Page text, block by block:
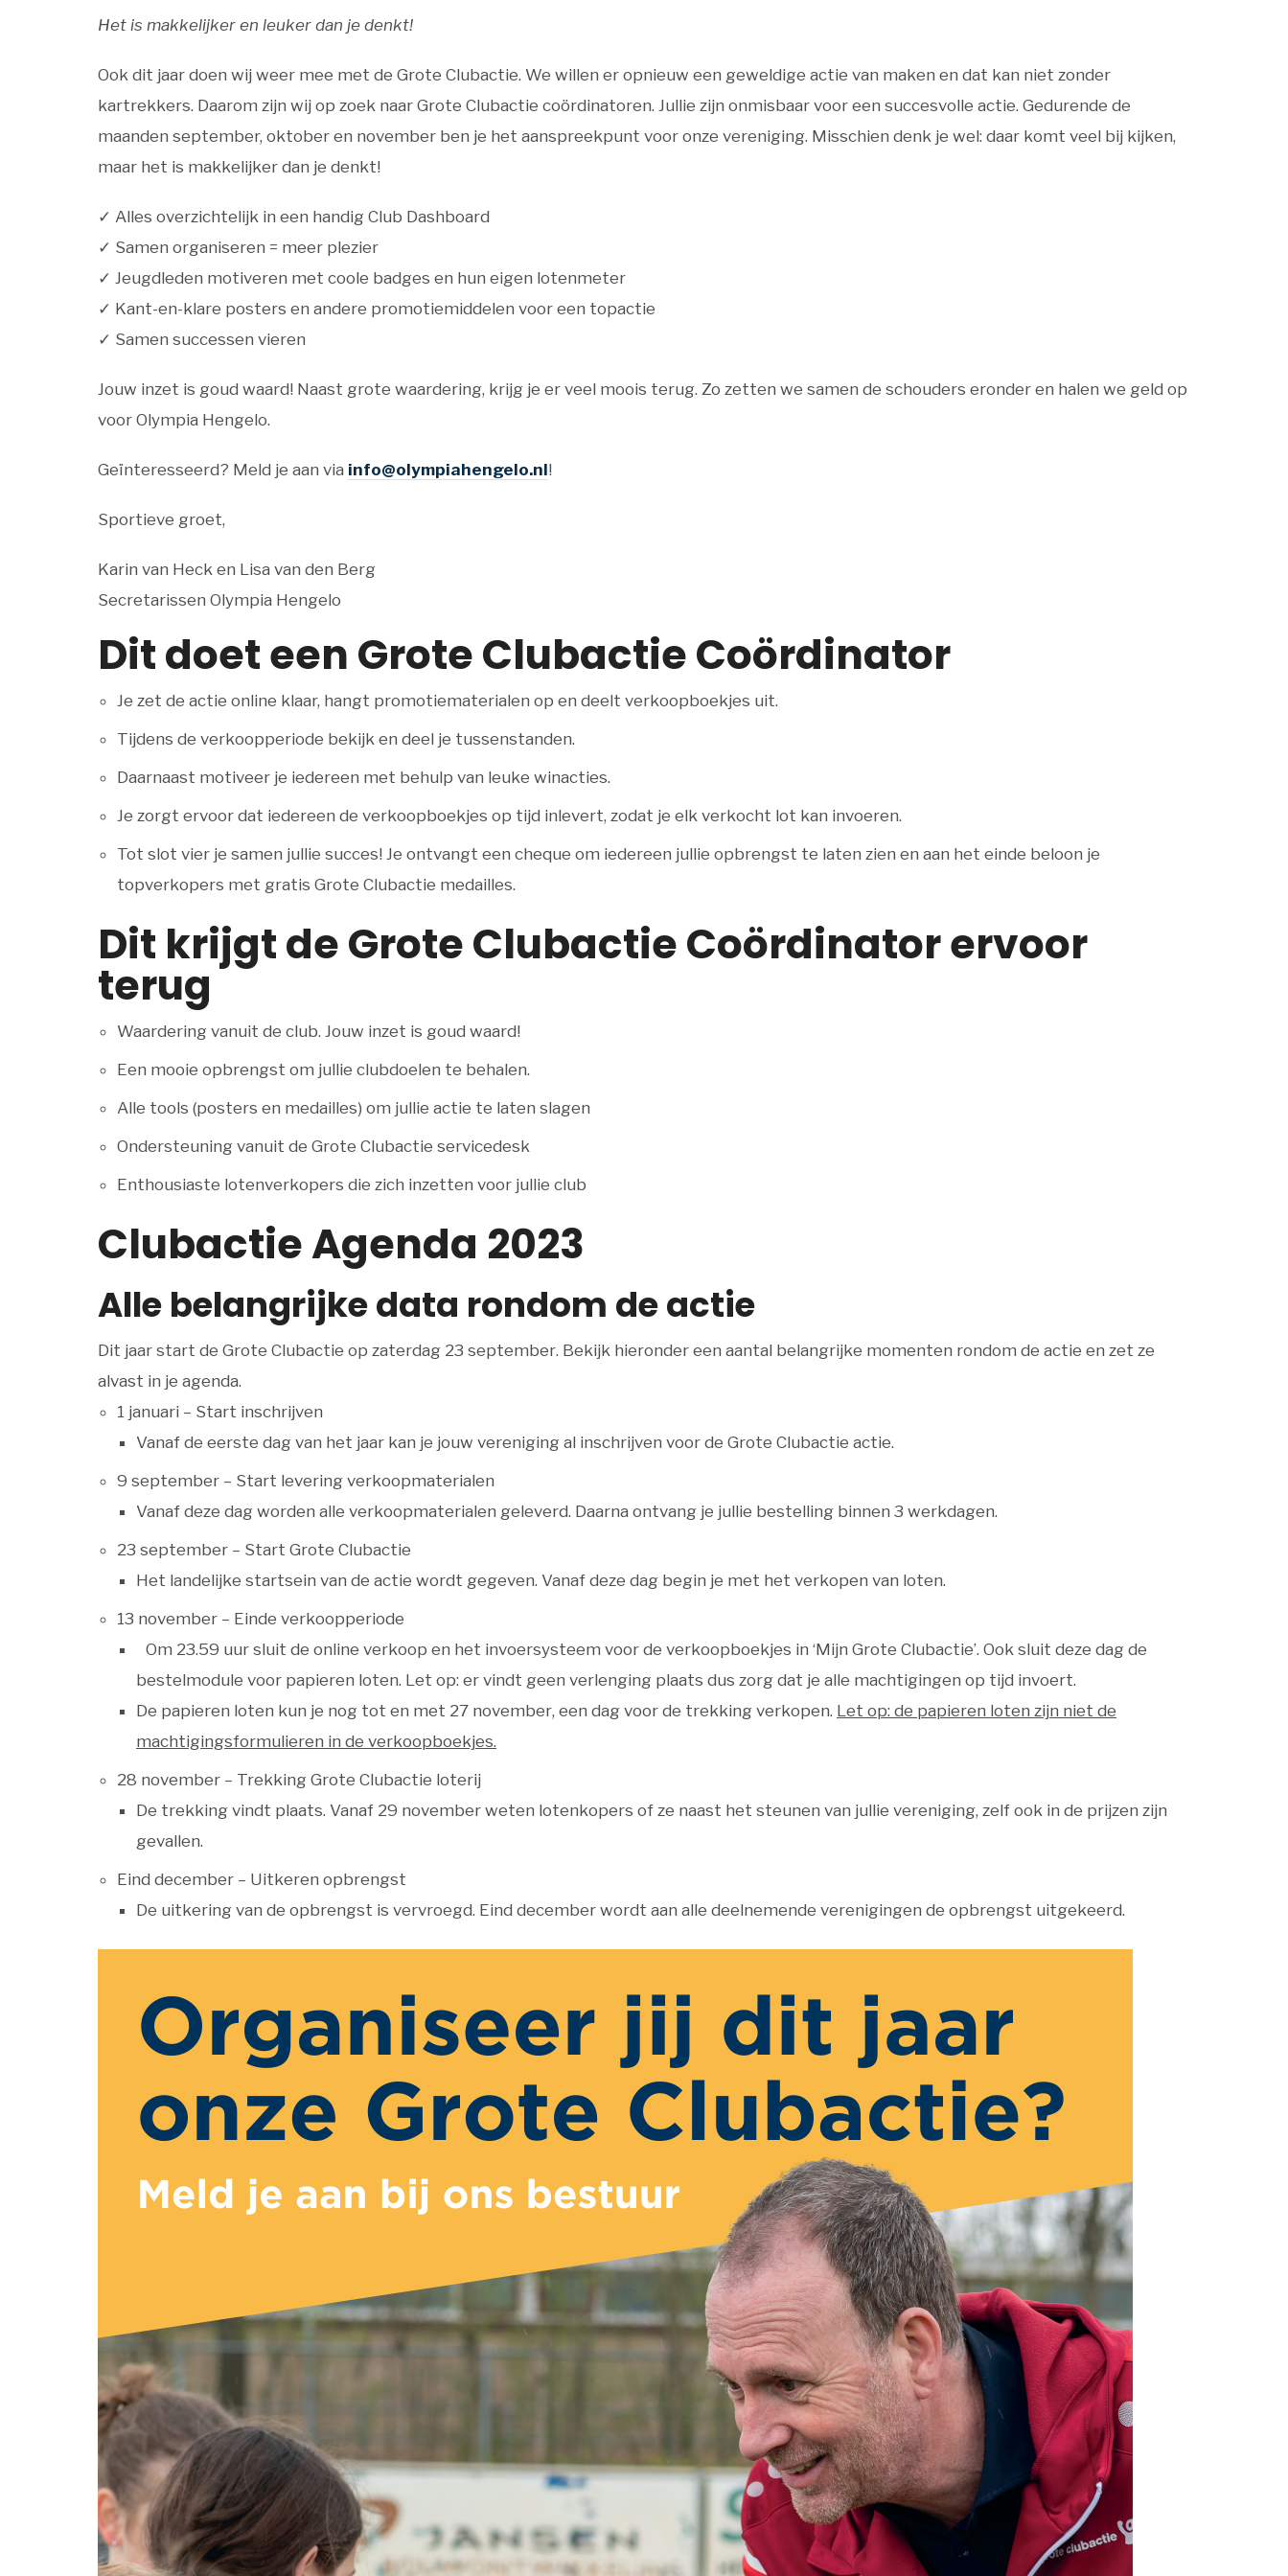
Het is makkelijker en leuker dan je denkt!
Ook dit jaar doen wij weer mee met de Grote Clubactie. We willen er opnieuw een geweldige actie van maken en dat kan niet zonder
kartrekkers. Daarom zijn wij op zoek naar Grote Clubactie coördinatoren. Jullie zijn onmisbaar voor een succesvolle actie. Gedurende de
maanden september, oktober en november ben je het aanspreekpunt voor onze vereniging. Misschien denk je wel: daar komt veel bij kijken,
maar het is makkelijker dan je denkt!
✓ Alles overzichtelijk in een handig Club Dashboard
✓ Samen organiseren = meer plezier
✓ Jeugdleden motiveren met coole badges en hun eigen lotenmeter
✓ Kant-en-klare posters en andere promotiemiddelen voor een topactie
✓ Samen successen vieren
Jouw inzet is goud waard! Naast grote waardering, krijg je er veel moois terug. Zo zetten we samen de schouders eronder en halen we geld op
voor Olympia Hengelo.
Geïnteresseerd? Meld je aan via info@olympiahengelo.nl!
Sportieve groet,
Karin van Heck en Lisa van den Berg
Secretarissen Olympia Hengelo
Dit doet een Grote Clubactie Coördinator
Je zet de actie online klaar, hangt promotiematerialen op en deelt verkoopboekjes uit.
Tijdens de verkoopperiode bekijk en deel je tussenstanden.
Daarnaast motiveer je iedereen met behulp van leuke winacties.
Je zorgt ervoor dat iedereen de verkoopboekjes op tijd inlevert, zodat je elk verkocht lot kan invoeren.
Tot slot vier je samen jullie succes! Je ontvangt een cheque om iedereen jullie opbrengst te laten zien en aan het einde beloon je
topverkopers met gratis Grote Clubactie medailles.
Dit krijgt de Grote Clubactie Coördinator ervoor
terug
Waardering vanuit de club. Jouw inzet is goud waard!
Een mooie opbrengst om jullie clubdoelen te behalen.
Alle tools (posters en medailles) om jullie actie te laten slagen
Ondersteuning vanuit de Grote Clubactie servicedesk
Enthousiaste lotenverkopers die zich inzetten voor jullie club
Clubactie Agenda 2023
Alle belangrijke data rondom de actie
Dit jaar start de Grote Clubactie op zaterdag 23 september. Bekijk hieronder een aantal belangrijke momenten rondom de actie en zet ze
alvast in je agenda.
1 januari – Start inschrijven
Vanaf de eerste dag van het jaar kan je jouw vereniging al inschrijven voor de Grote Clubactie actie.
9 september – Start levering verkoopmaterialen
Vanaf deze dag worden alle verkoopmaterialen geleverd. Daarna ontvang je jullie bestelling binnen 3 werkdagen.
23 september – Start Grote Clubactie
Het landelijke startsein van de actie wordt gegeven. Vanaf deze dag begin je met het verkopen van loten.
13 november – Einde verkoopperiode
Om 23.59 uur sluit de online verkoop en het invoersysteem voor de verkoopboekjes in ‘Mijn Grote Clubactie’. Ook sluit deze dag de
bestelmodule voor papieren loten. Let op: er vindt geen verlenging plaats dus zorg dat je alle machtigingen op tijd invoert.
De papieren loten kun je nog tot en met 27 november, een dag voor de trekking verkopen. Let op: de papieren loten zijn niet de
machtigingsformulieren in de verkoopboekjes.
28 november – Trekking Grote Clubactie loterij
De trekking vindt plaats. Vanaf 29 november weten lotenkopers of ze naast het steunen van jullie vereniging, zelf ook in de prijzen zijn
gevallen.
Eind december – Uitkeren opbrengst
De uitkering van de opbrengst is vervroegd. Eind december wordt aan alle deelnemende verenigingen de opbrengst uitgekeerd.